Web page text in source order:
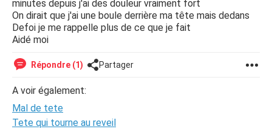
minutes depuis j'ai des douleur vraiment fort
On dirait que j'ai une boule derrière ma tête mais dedans
Defoi je me rappelle plus de ce que je fait
Aidé moi
Répondre (1) Partager
A voir également:
Mal de tete
Tete qui tourne au reveil